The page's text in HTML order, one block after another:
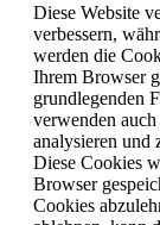
Diese Website
verbessern,
werden die
Ihrem Browser
grundlegenden
verwenden
analysieren und
Diese Cookies
Browser
Cookies